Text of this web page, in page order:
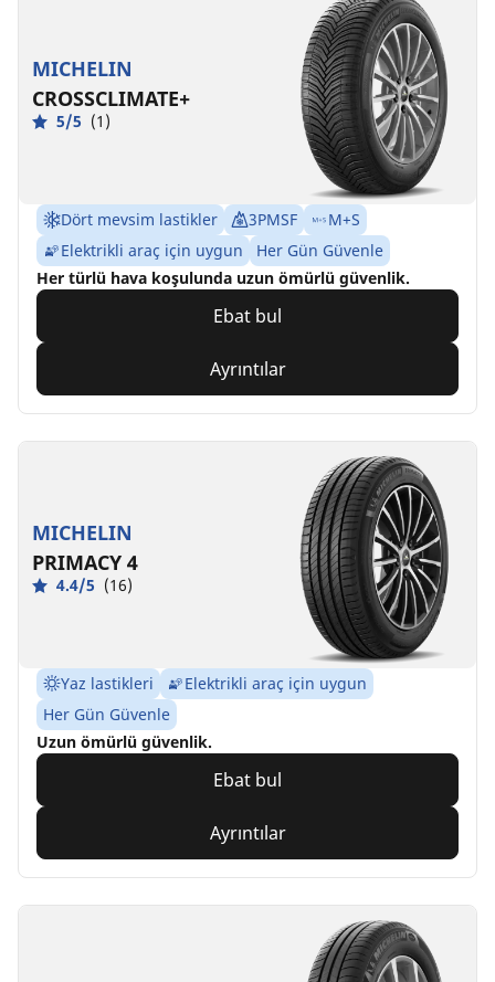
MICHELIN
CROSSCLIMATE+
5/5 (1)
Dört mevsim lastikler 3PMSF
M+S
Elektrikli araç için uygun
Her Gün Güvenle
Her türlü hava koşulunda uzun ömürlü güvenlik.
Ebat bul
Ayrıntılar
MICHELIN
PRIMACY 4
4.4/5 (16)
Yaz lastikleri
Elektrikli araç için uygun
Her Gün Güvenle
Uzun ömürlü güvenlik.
Ebat bul
Ayrıntılar